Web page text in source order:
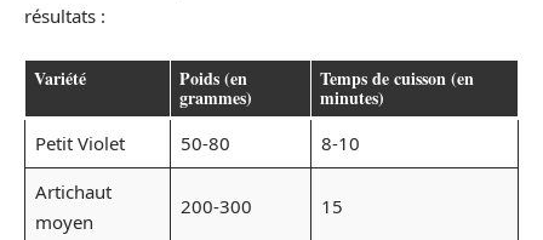
résultats :
Variété Poids (en
grammes)
Temps de cuisson (en
minutes)
Petit Violet 50-80
8-10
Artichaut
moyen
200-300 15